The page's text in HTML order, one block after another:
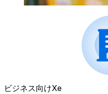
ビジネス向けXe